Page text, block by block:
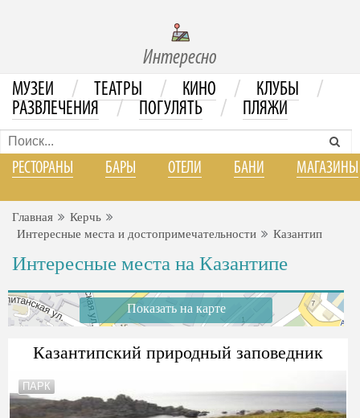
Интересно
МУЗЕИ / ТЕАТРЫ / КИНО / КЛУБЫ /
РАЗВЛЕЧЕНИЯ / ПОГУЛЯТЬ / ПЛЯЖИ
РЕСТОРАНЫ БАРЫ ОТЕЛИ БАНИ МАГАЗИНЫ
Главная
Керчь
Интересные места и достопримечательности
Казантип
Интересные места на Казантипе
Показать на карте
Казантипский природный заповедник
ПАРК